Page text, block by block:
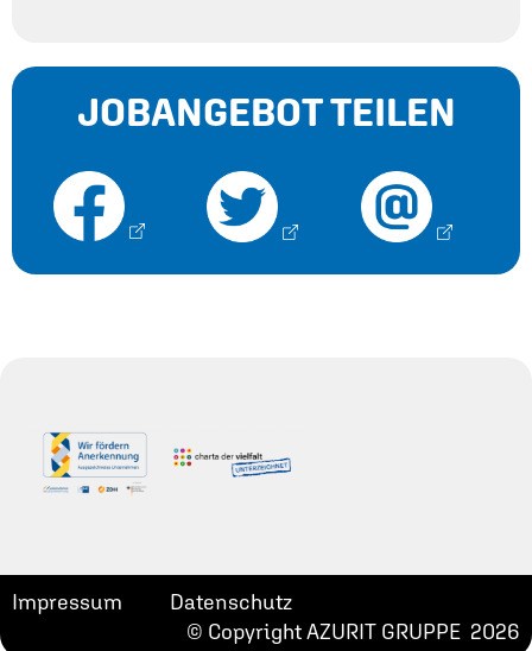
JOBANGEBOT TEILEN
Impressum
Datenschutz
© Copyright AZURIT GRUPPE 2026